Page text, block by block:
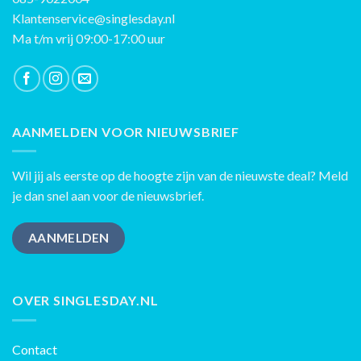
Klantenservice@singlesday.nl
Ma t/m vrij 09:00-17:00 uur
AANMELDEN VOOR NIEUWSBRIEF
Wil jij als eerste op de hoogte zijn van de nieuwste deal? Meld
je dan snel aan voor de nieuwsbrief.
AANMELDEN
OVER SINGLESDAY.NL
Contact